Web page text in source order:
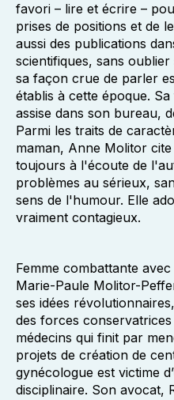
favori – lire et écrire –
prises de positions et de
aussi des publications
scientifiques, sans
sa façon crue de parler
établis à cette époque.
assise dans son bureau,
Parmi les traits de
maman, Anne Molitor
toujours à l'écoute de
problèmes au sérieux,
sens de l'humour. Elle
vraiment contagieux.
Femme combattante
Marie-Paule Molitor-
ses idées
des forces conservatrices
médecins qui finit par
projets de création de
gynécologue est victime
disciplinaire. Son avocat,